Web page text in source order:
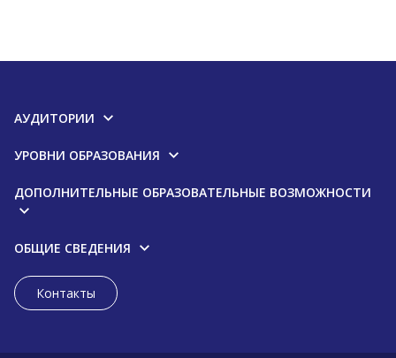
АУДИТОРИИ
УРОВНИ ОБРАЗОВАНИЯ
ДОПОЛНИТЕЛЬНЫЕ ОБРАЗОВАТЕЛЬНЫЕ ВОЗМОЖНОСТИ
ОБЩИЕ СВЕДЕНИЯ
Контакты